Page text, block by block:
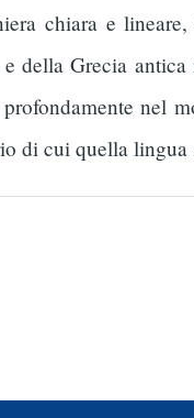
chiara e
Grecia
nel
cui quella lingua